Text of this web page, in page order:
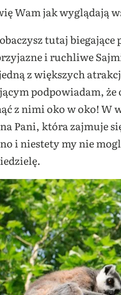
Wam jak wyglądają
tutaj
i ruchliwe
z większych
podpowiadam,
z nimi oko w oko! W
Pani, która zajmuje
i niestety my nie